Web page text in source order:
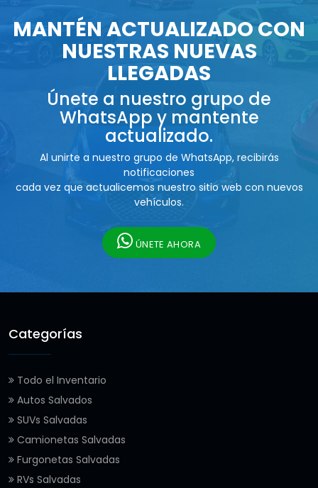
MANTÉN ACTUALIZADO CON
NUESTRAS NUEVAS
LLEGADAS
Únete a nuestro grupo de
WhatsApp y mantente
actualizado.
Al unirte a nuestro grupo de WhatsApp, recibirás
notificaciones
cada vez que actualicemos nuestro sitio web con nuevos
vehículos.
ÚNETE AHORA
Categorías
Todo el Inventario
Autos Salvados
SUVs Salvadas
Camionetas Salvadas
Furgonetas Salvadas
RVs Salvadas